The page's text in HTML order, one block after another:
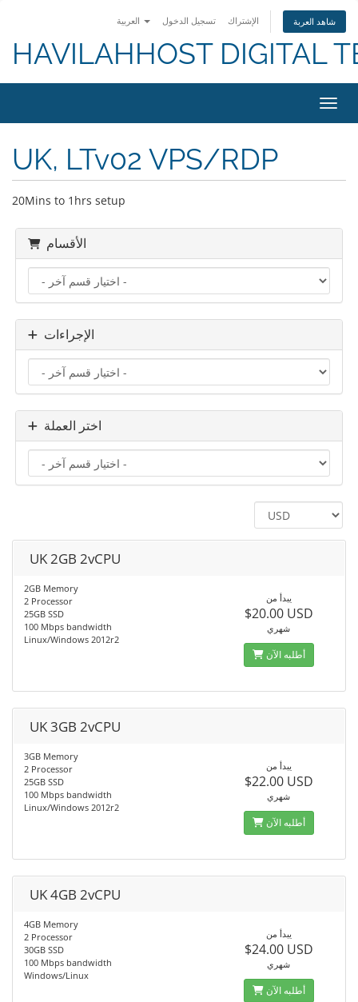
تسجيل الدخول الإشتراك شاهد العربة
HAVILAHHOST DIGITAL
UK, LTv02 VPS/RDP
20Mins to 1hrs setup
الأقسام
الإجراءات
اختر العملة
UK 2GB 2vCPU
2GB Memory
2 Processor
25GB SSD
100 Mbps bandwidth
Linux/Windows 2012r2
يبدأ من
$20.00 USD
شهري
أطلبه الآن
UK 3GB 2vCPU
3GB Memory
2 Processor
25GB SSD
100 Mbps bandwidth
Linux/Windows 2012r2
يبدأ من
$22.00 USD
شهري
أطلبه الآن
UK 4GB 2vCPU
4GB Memory
2 Processor
30GB SSD
100 Mbps bandwidth
Windows/Linux
يبدأ من
$24.00 USD
شهري
أطلبه الآن